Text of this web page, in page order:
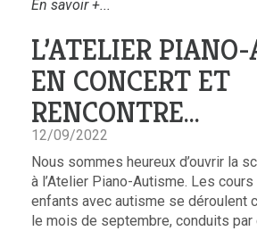
En savoir +...
L’ATELIER
EN CONCERT ET
RENCONTRE…
12/09/2022
Nous sommes heureux d’ouvrir la
à l’Atelier Piano-Autisme. Les cours
enfants avec autisme se déroulent
le mois de septembre, conduits